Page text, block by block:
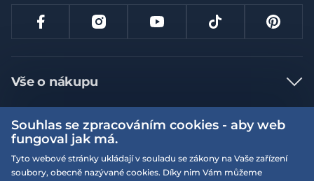
Vše o nákupu
Jak nakupovat
Nejčastější dotazy
Doprava a platba
Více informací
Obchodní podmínky
Souhlas se zpracováním cookies - aby web
fungoval jak má.
Tyto webové stránky ukládají v souladu se zákony na Vaše zařízení
soubory, obecně nazývané cookies. Díky nim Vám můžeme